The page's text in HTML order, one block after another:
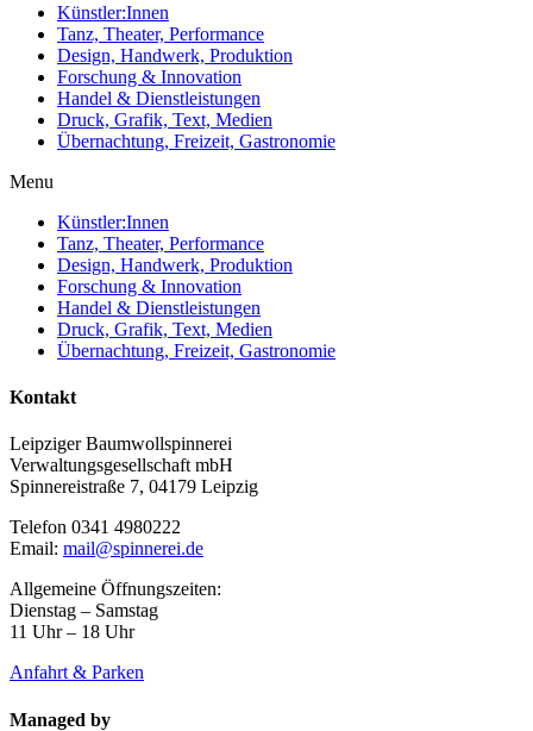
Künstler:Innen
Tanz, Theater, Performance
Design, Handwerk, Produktion
Forschung & Innovation
Handel & Dienstleistungen
Druck, Grafik, Text, Medien
Übernachtung, Freizeit, Gastronomie
Menu
Künstler:Innen
Tanz, Theater, Performance
Design, Handwerk, Produktion
Forschung & Innovation
Handel & Dienstleistungen
Druck, Grafik, Text, Medien
Übernachtung, Freizeit, Gastronomie
Kontakt
Leipziger Baumwollspinnerei
Verwaltungsgesellschaft mbH
Spinnereistraße 7, 04179 Leipzig
Telefon 0341 4980222
Email: mail@spinnerei.de
Allgemeine Öffnungszeiten:
Dienstag – Samstag
11 Uhr – 18 Uhr
Anfahrt & Parken
Managed by